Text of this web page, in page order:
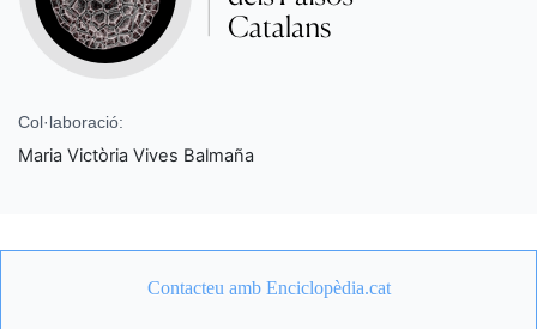
Col·laboració:
Maria Victòria Vives Balmaña
Contacteu amb Enciclopèdia.cat